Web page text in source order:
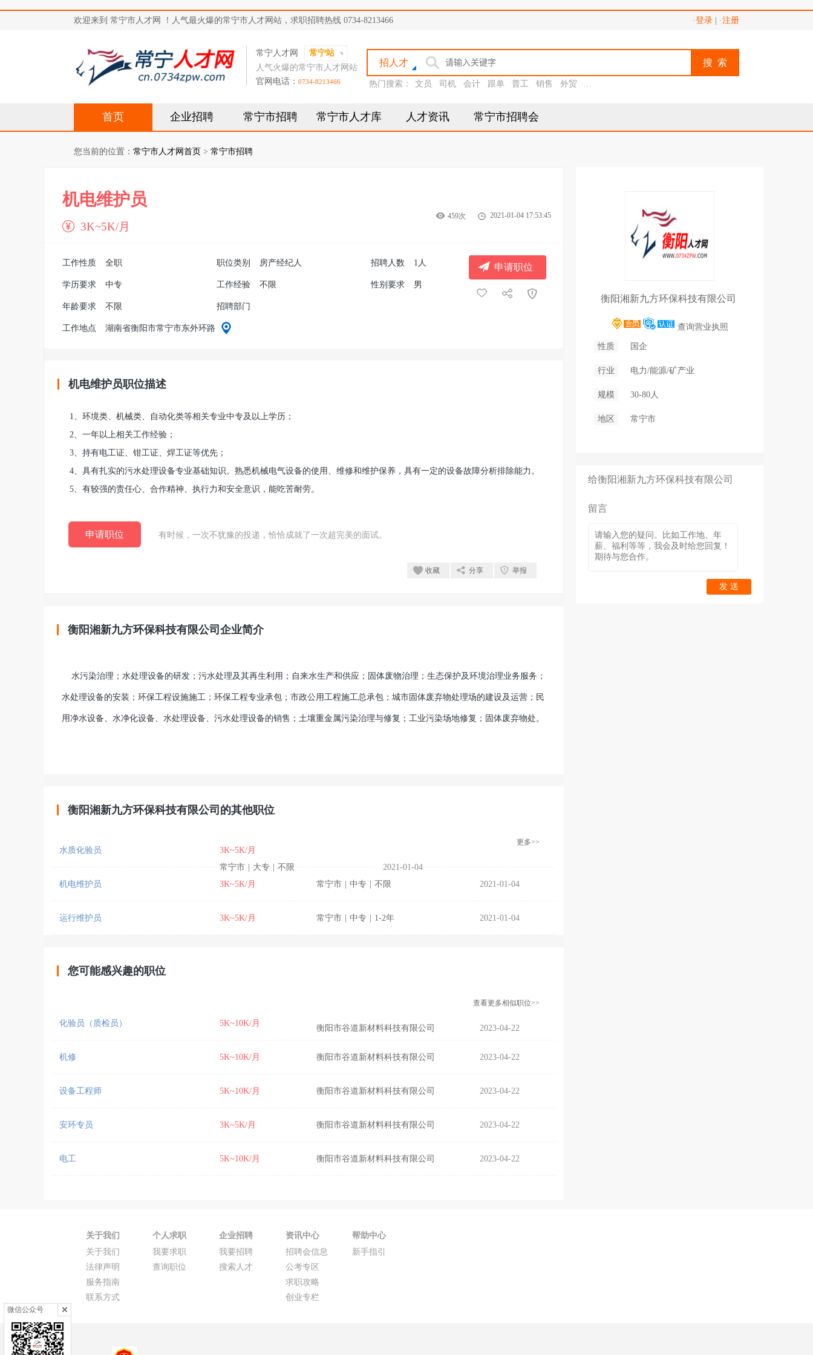
欢迎来到 常宁市人才网 ！人气最火爆的常宁市人才网站，求职招聘热线 0734-8213466 ·登录 ·注册
常宁人才网
常宁站
人气火爆的常宁市人才网站
官网电话： 0734-8213466
招人才 搜 索
热门搜索： 文员 司机 会计 跟单 普工 销售 外贸 助理
首页 企业招聘 常宁市招聘 常宁市人才库 人才资讯 常宁市招聘会
您当前的位置： 常宁市人才网首页 > 常宁市招聘
2021-01-04 17:53:45
459次
机电维护员
3K~5K/月
申请职位
工作性质 全职 职位类别 房产经纪人 招聘人数 1人
学历要求 中专 工作经验 不限 性别要求 男
年龄要求 不限 招聘部门
工作地点 湖南省衡阳市常宁市东外环路
机电维护员职位描述
1、环境类、机械类、自动化类等相关专业中专及以上学历；
2、一年以上相关工作经验；
3、持有电工证、钳工证、焊工证等优先；
4、具有扎实的污水处理设备专业基础知识。熟悉机械电气设备的使用、维修和维护保养，具有一定的设备故障分析排除能力。
5、有较强的责任心、合作精神、执行力和安全意识，能吃苦耐劳。
申请职位 有时候，一次不犹豫的投递，恰恰成就了一次超完美的面试。
收藏 分享 举报
衡阳湘新九方环保科技有限公司企业简介
水污染治理；水处理设备的研发；污水处理及其再生利用；自来水生产和供应；固体废物治理；生态保护及环境治理业务服务；
水处理设备的安装；环保工程设施施工；环保工程专业承包；市政公用工程施工总承包；城市固体废弃物处理场的建设及运营；民
用净水设备、水净化设备、水处理设备、污水处理设备的销售；土壤重金属污染治理与修复；工业污染场地修复；固体废弃物处。
衡阳湘新九方环保科技有限公司的其他职位
更多>>
水质化验员
3K~5K/月
常宁市
大专 不限
2021-01-04
机电维护员
3K~5K/月 常宁市 中专 不限 2021-01-04
运行维护员 3K~5K/月 常宁市 中专 1-2年 2021-01-04
您可能感兴趣的职位
查看更多相似职位>>
化验员（质检员） 5K~10K/月
衡阳市谷道新材料科技有限公司 2023-04-22
机修 5K~10K/月 衡阳市谷道新材料科技有限公司 2023-04-22
设备工程师 5K~10K/月 衡阳市谷道新材料科技有限公司 2023-04-22
安环专员 3K~5K/月 衡阳市谷道新材料科技有限公司 2023-04-22
电工 5K~10K/月 衡阳市谷道新材料科技有限公司 2023-04-22
衡阳湘新九方环保科技有限公司
查询营业执照
性质 国企
行业 电力/能源/矿产业
规模 30-80人
地区 常宁市
给衡阳湘新九方环保科技有限公司
留言
发 送
关于我们
关于我们
法律声明
服务指南
联系方式
个人求职
我要求职
查询职位
企业招聘
我要招聘
搜索人才
资讯中心
招聘会信息
公考专区
求职攻略
创业专栏
帮助中心
新手指引
微信公众号